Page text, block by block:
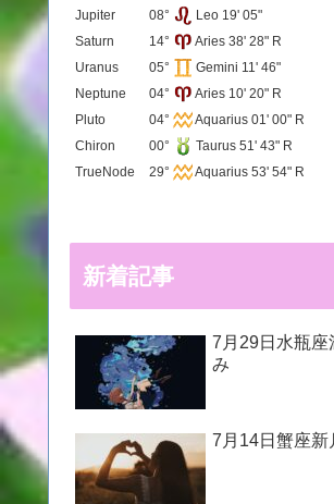
Jupiter
08°
Leo 19' 05"
Saturn
14°
Aries 38' 28" R
Uranus
05°
Gemini 11' 46"
Neptune
04°
Aries 10' 20" R
Pluto
04°
Aquarius 01' 00" R
Chiron
00°
Taurus 51' 43" R
TrueNode
29° Aquarius 53' 54" R
新着記事
7月29日水瓶座
み
7月14日蟹座新